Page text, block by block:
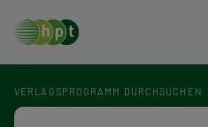
VERLAGSPROGRAMM DURCHSUCHEN
Verlagsprogramm Volltextsuche